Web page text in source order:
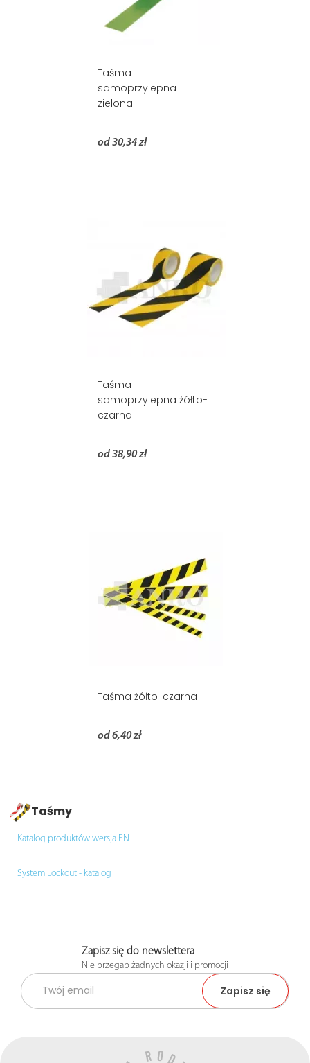
Taśma
samoprzylepna
zielona
od 30,34 zł
Taśma
samoprzylepna żółto-
czarna
od 38,90 zł
Taśma żółto-czarna
od 6,40 zł
Taśmy
Katalog produktów wersja EN
System Lockout - katalog
Zapisz się do newslettera
Nie przegap żadnych okazji i promocji